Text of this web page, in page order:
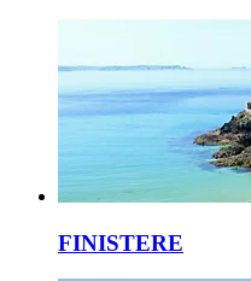
FINISTERE